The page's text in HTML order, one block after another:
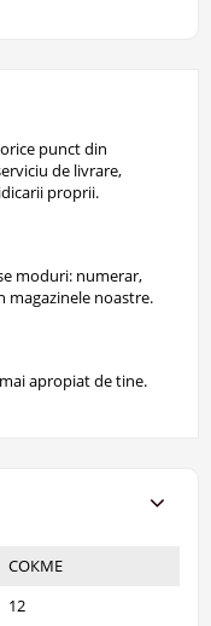
punct din
de livrare,
proprii.
moduri: numerar,
magazinele noastre.
apropiat de tine.
СОКМЕ
12